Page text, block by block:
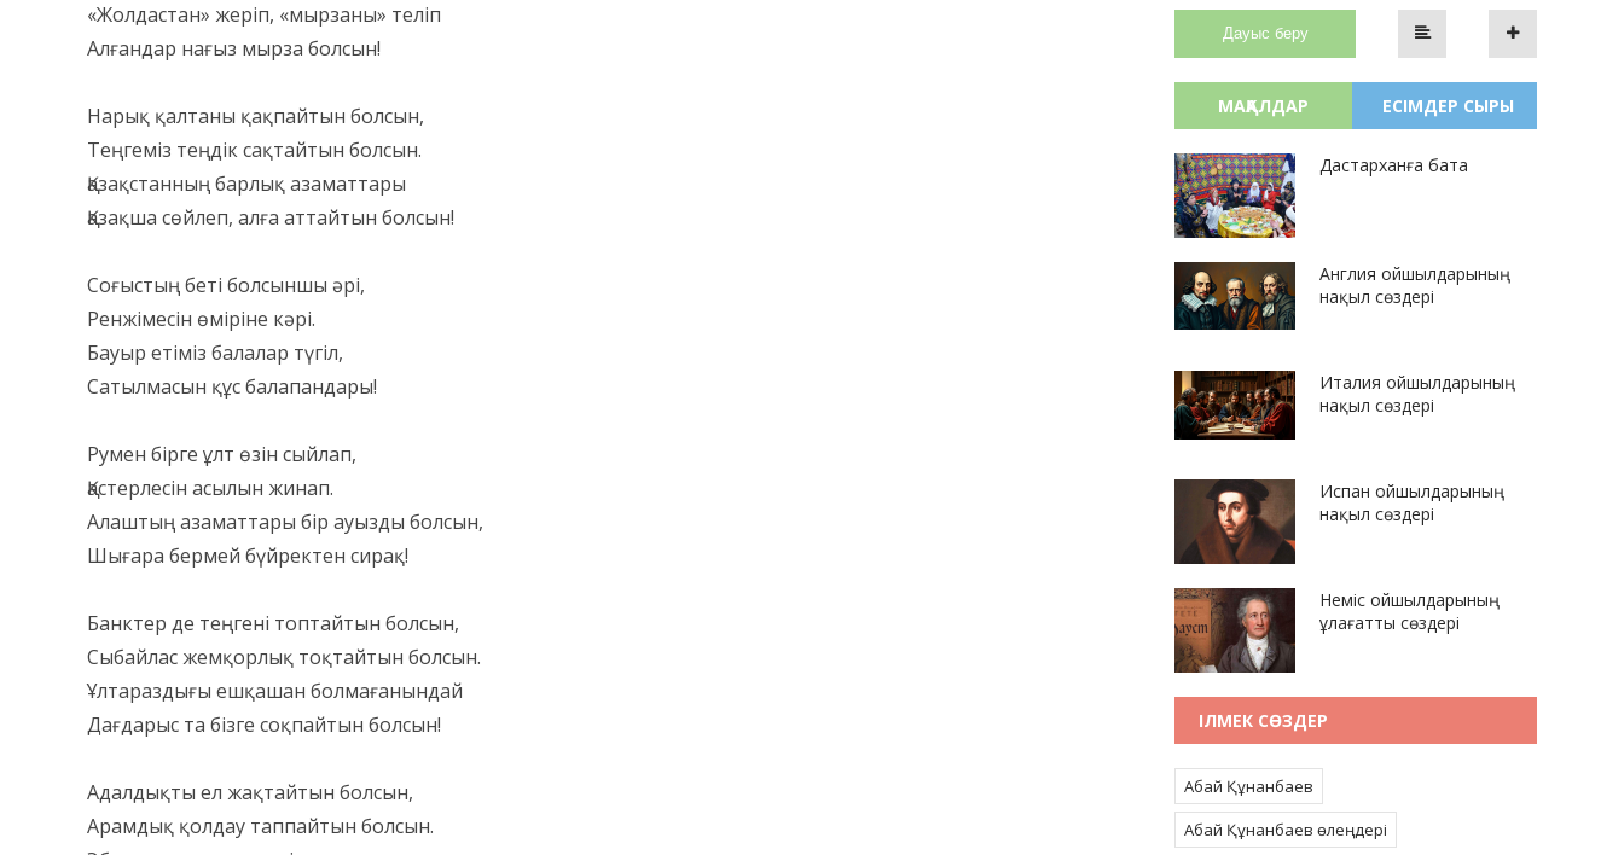
«Жолдастан» жеріп, «мырзаны» теліп
Алғандар нағыз мырза болсын!
Нарық қалтаны қақпайтын болсын,
Теңгеміз теңдік сақтайтын болсын.
Қазақстанның барлық азаматтары
Қазақша сөйлеп, алға аттайтын болсын!
Соғыстың беті болсыншы әрі,
Ренжімесін өміріне кәрі.
Бауыр етіміз балалар түгіл,
Сатылмасын құс балапандары!
Румен бірге ұлт өзін сыйлап,
Қастерлесін асылын жинап.
Алаштың азаматтары бір ауызды болсын,
Шығара бермей бүйректен сирақ!
Банктер де теңгені топтайтын болсын,
Сыбайлас жемқорлық тоқтайтын болсын.
Ұлтараздығы ешқашан болмағанындай
Дағдарыс та бізге соқпайтын болсын!
Адалдықты ел жақтайтын болсын,
Арамдық қолдау таппайтын болсын.
Дауыс беру
МАҚАЛДАР ЕСІМДЕР СЫРЫ
Дастарханға бата
Англия ойшылдарының
нақыл сөздері
Италия ойшылдарының
нақыл сөздері
Испан ойшылдарының
нақыл сөздері
Неміс ойшылдарының
ұлағатты сөздері
ІЛМЕК СӨЗДЕР
Абай Құнанбаев
Абай Құнанбаев өлеңдері